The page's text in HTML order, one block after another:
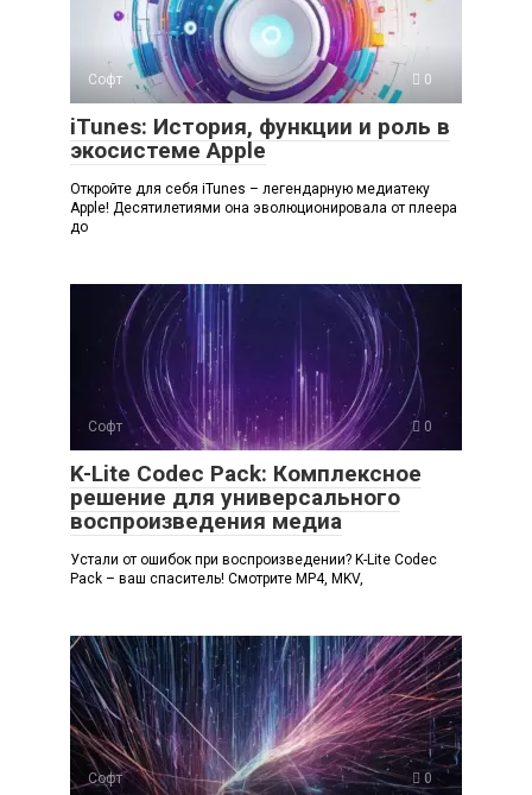
Софт 0
iTunes: История, функции и роль в
экосистеме Apple
Откройте для себя iTunes – легендарную медиатеку
Apple! Десятилетиями она эволюционировала от плеера
до
Софт 0
K-Lite Codec Pack: Комплексное
решение для универсального
воспроизведения медиа
Устали от ошибок при воспроизведении? K-Lite Codec
Pack – ваш спаситель! Смотрите MP4, MKV,
Софт 0